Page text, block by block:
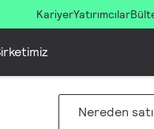
KariyerYatırımcılar
Nereden